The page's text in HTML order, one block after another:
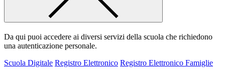
Da qui puoi accedere ai diversi servizi della scuola che richiedono
una autenticazione personale.
Scuola Digitale Registro Elettronico Registro Elettronico Famiglie